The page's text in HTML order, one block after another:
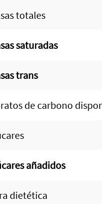
totales
saturadas
trans
de carbono
añadidos
dietética